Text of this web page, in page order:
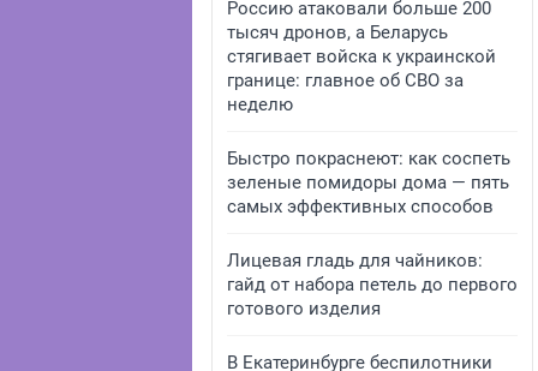
Россию атаковали больше 200
тысяч дронов, а Беларусь
стягивает войска к украинской
границе: главное об СВО за
неделю
Быстро покраснеют: как соспеть
зеленые помидоры дома — пять
самых эффективных способов
Лицевая гладь для чайников:
гайд от набора петель до первого
готового изделия
В Екатеринбурге беспилотники